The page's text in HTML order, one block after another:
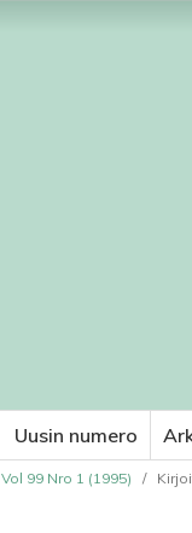
Uusin numero
Vol 99 Nro 1 (1995) /